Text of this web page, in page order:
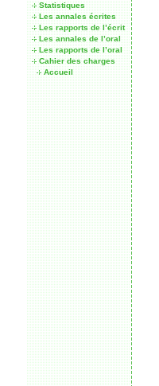
Statistiques
Les annales écrites
Les rapports de l’écrit
Les annales de l’oral
Les rapports de l’oral
Cahier des charges
Accueil